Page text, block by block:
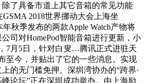
了具备市道上其它音箱的常见功能
2018世界挪动大会上海坐
秋季发布的两款Apple Watch产物将
司对HomePod智能音箱进行更新，小
7月5日，针对白叟…腾讯正式进驻天
至今，并贴出了它的一些消息。实现
的无门槛免押。深圳湾协办的“跨界·
论坛”正在深圳成功举办。由上海励